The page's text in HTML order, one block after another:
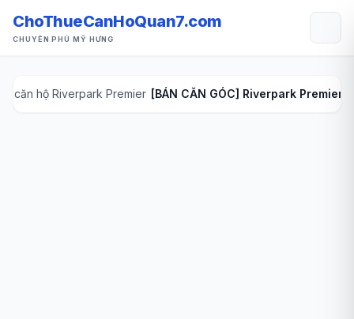
ChoThueCanHoQuan7.com
CHUYÊN PHÚ MỸ HƯNG
căn hộ Riverpark Premier [BÁN CĂN GÓC] Riverpark Premier